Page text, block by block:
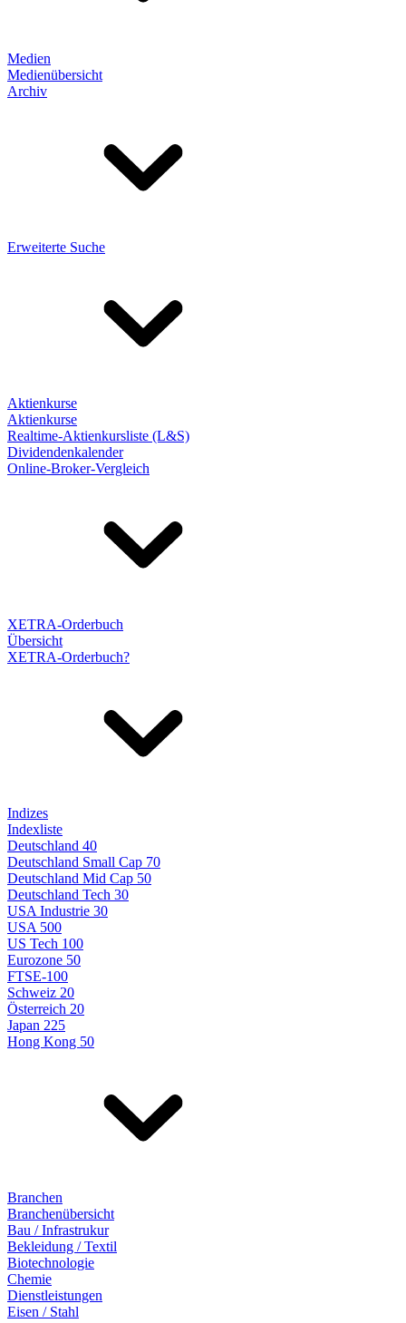
Medien
Medienübersicht
Archiv
Erweiterte Suche
Aktienkurse
Aktienkurse
Realtime-Aktienkursliste (L&S)
Dividendenkalender
Online-Broker-Vergleich
XETRA-Orderbuch
Übersicht
XETRA-Orderbuch?
Indizes
Indexliste
Deutschland 40
Deutschland Small Cap 70
Deutschland Mid Cap 50
Deutschland Tech 30
USA Industrie 30
USA 500
US Tech 100
Eurozone 50
FTSE-100
Schweiz 20
Österreich 20
Japan 225
Hong Kong 50
Branchen
Branchenübersicht
Bau / Infrastrukur
Bekleidung / Textil
Biotechnologie
Chemie
Dienstleistungen
Eisen / Stahl